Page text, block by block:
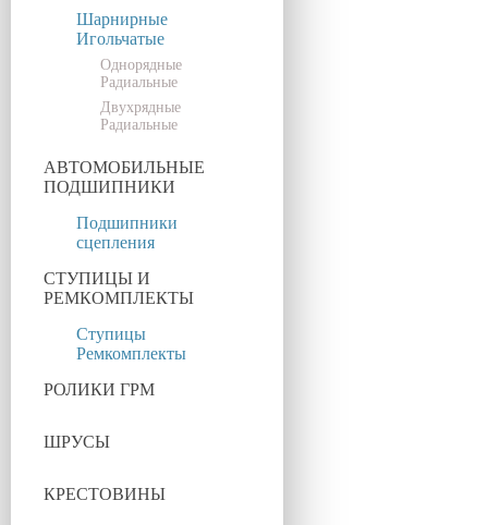
Шарнирные
Игольчатые
Однорядные
Радиальные
Двухрядные
Радиальные
АВТОМОБИЛЬНЫЕ
ПОДШИПНИКИ
Подшипники
сцепления
СТУПИЦЫ И
РЕМКОМПЛЕКТЫ
Ступицы
Ремкомплекты
РОЛИКИ ГРМ
ШРУСЫ
КРЕСТОВИНЫ